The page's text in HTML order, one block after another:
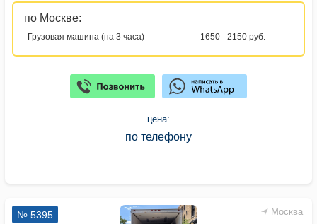
по Москве:
- Грузовая машина (на 3 часа) 1650 - 2150 руб.
цена:
по телефону
Москва
№ 5395